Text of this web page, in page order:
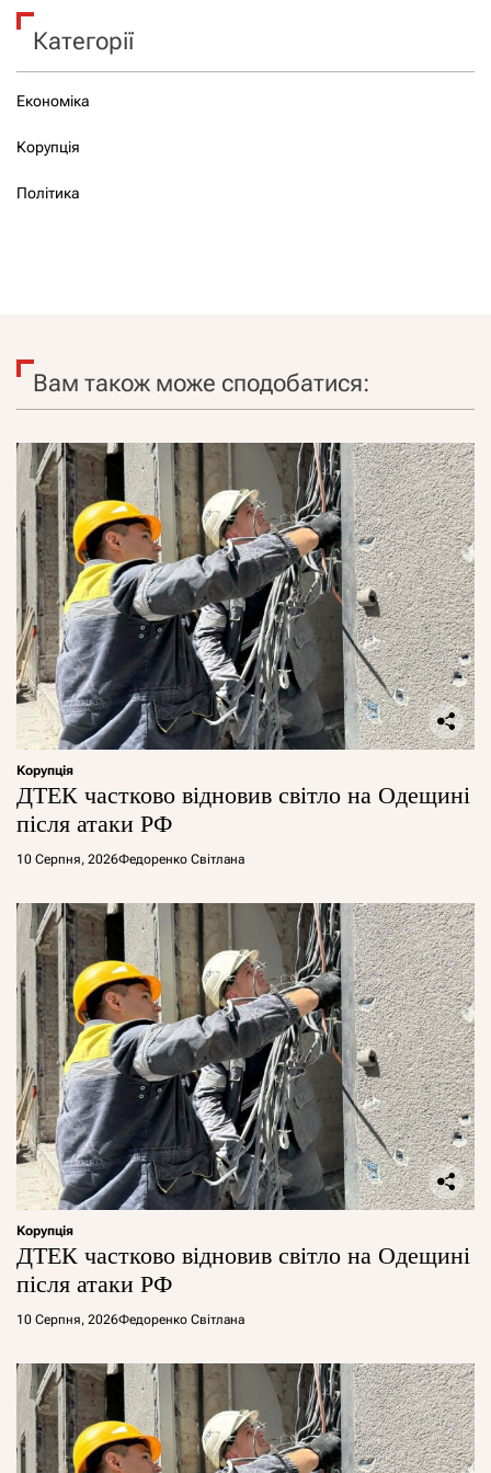
Категорії
Економіка
Корупція
Політика
Вам також може сподобатися:
Корупція
ДТЕК частково відновив світло на Одещині
після атаки РФ
10 Серпня, 2026Федоренко Світлана
Корупція
ДТЕК частково відновив світло на Одещині
після атаки РФ
10 Серпня, 2026Федоренко Світлана